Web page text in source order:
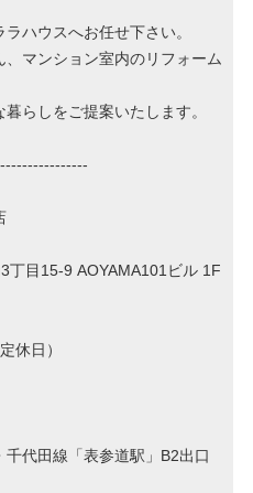
ハウスへお任せ下さい。
マンション室内のリフォーム
らしをご提案いたします。
丁目15-9 AOYAMA101ビル 1F
休日）
代田線「表参道駅」B2出口